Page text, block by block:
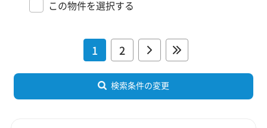
この物件を選択する
1 2
検索条件の変更